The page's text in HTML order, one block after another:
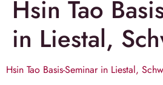
Hsin Tao
in Liestal,
Hsin Tao Basis-Seminar in Liestal,